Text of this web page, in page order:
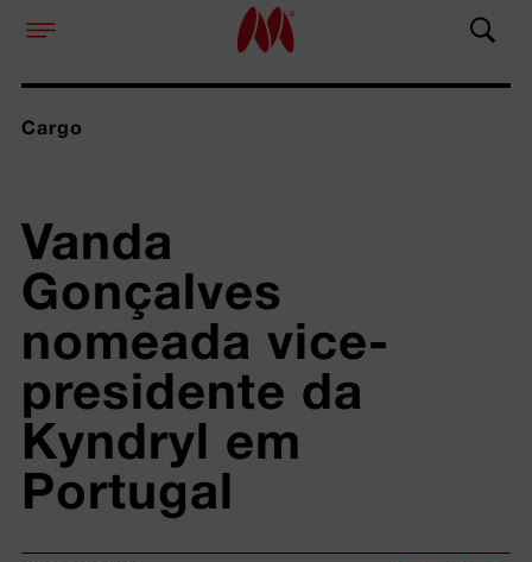
Cargo
Vanda
Gonçalves
nomeada vice-
presidente da
Kyndryl em
Portugal